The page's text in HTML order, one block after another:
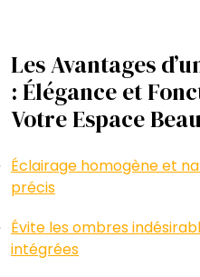
Les Avantages
: Élégance et
Votre Espace
Éclairage homogène et
précis
Évite les ombres
intégrées